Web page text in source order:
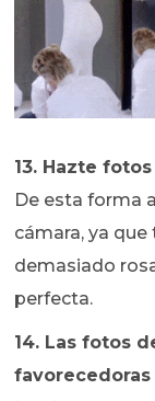
13. Hazte
De esta forma
cámara, ya
demasiado
perfecta.
14. Las fotos
favorecedoras